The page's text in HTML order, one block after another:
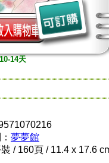
14天
夢夢館
/ 160頁 / 11.4 x 17.6